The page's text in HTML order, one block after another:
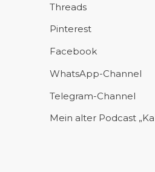
Threads
Pinterest
Facebook
WhatsApp-Channel
Telegram-Channel
Mein alter Podcast